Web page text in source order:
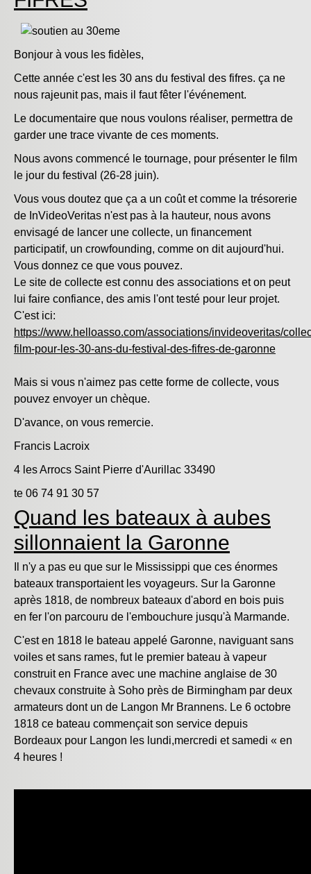
Bonjour à vous les fidèles,
Cette année c'est les 30 ans du festival des fifres. ça ne
nous rajeunit pas, mais il faut fêter l'événement.
Le documentaire que nous voulons réaliser, permettra de
garder une trace vivante de ces moments.
Nous avons commencé le tournage, pour présenter le film
le jour du festival (26-28 juin).
Vous vous doutez que ça a un coût et comme la trésorerie
de InVideoVeritas n'est pas à la hauteur, nous avons
envisagé de lancer une collecte, un financement
participatif, un crowfounding, comme on dit aujourd'hui.
Vous donnez ce que vous pouvez.
Le site de collecte est connu des associations et on peut
lui faire confiance, des amis l'ont testé pour leur projet.
C'est ici:
https://www.helloasso.com/associations/invideoveritas/
film-pour-les-30-ans-du-festival-des-fifres-de-garonne
Mais si vous n'aimez pas cette forme de collecte, vous
pouvez envoyer un chèque.
D'avance, on vous remercie.
Francis Lacroix
4 les Arrocs Saint Pierre d'Aurillac 33490
te 06 74 91 30 57
Quand les bateaux à aubes
sillonnaient la Garonne
Il n'y a pas eu que sur le Mississippi que ces énormes
bateaux transportaient les voyageurs. Sur la Garonne
après 1818, de nombreux bateaux d'abord en bois puis
en fer l'on parcouru de l'embouchure jusqu'à Marmande.
C'est en 1818 le bateau appelé Garonne, naviguant sans
voiles et sans rames, fut le premier bateau à vapeur
construit en France avec une machine anglaise de 30
chevaux construite à Soho près de Birmingham par deux
armateurs dont un de Langon Mr Brannens. Le 6 octobre
1818 ce bateau commençait son service depuis
Bordeaux pour Langon les lundi,mercredi et samedi « en
4 heures !